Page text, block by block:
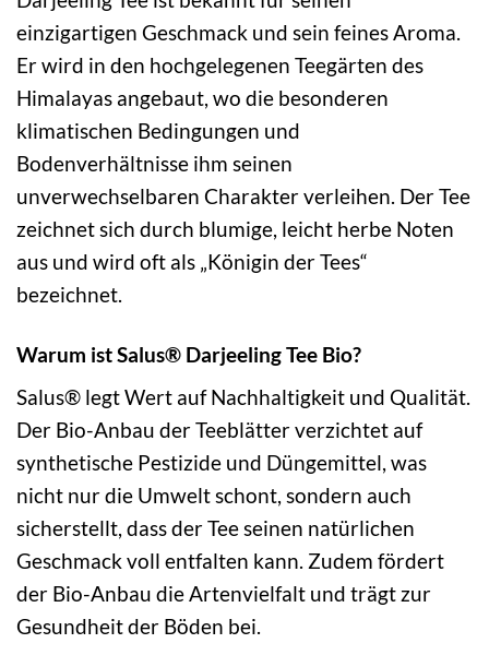
einzigartigen Geschmack und sein feines Aroma.
Er wird in den hochgelegenen Teegärten des
Himalayas angebaut, wo die besonderen
klimatischen Bedingungen und
Bodenverhältnisse ihm seinen
unverwechselbaren Charakter verleihen. Der Tee
zeichnet sich durch blumige, leicht herbe Noten
aus und wird oft als „Königin der Tees“
bezeichnet.
Warum ist Salus® Darjeeling Tee Bio?
Salus® legt Wert auf Nachhaltigkeit und Qualität.
Der Bio-Anbau der Teeblätter verzichtet auf
synthetische Pestizide und Düngemittel, was
nicht nur die Umwelt schont, sondern auch
sicherstellt, dass der Tee seinen natürlichen
Geschmack voll entfalten kann. Zudem fördert
der Bio-Anbau die Artenvielfalt und trägt zur
Gesundheit der Böden bei.